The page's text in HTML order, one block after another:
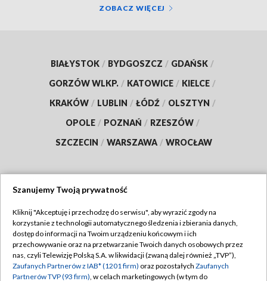
ZOBACZ WIĘCEJ
BIAŁYSTOK / BYDGOSZCZ / GDAŃSK /
GORZÓW WLKP. / KATOWICE / KIELCE /
KRAKÓW / LUBLIN / ŁÓDŹ / OLSZTYN /
OPOLE / POZNAŃ / RZESZÓW /
SZCZECIN / WARSZAWA / WROCŁAW
TVP
Abonament TVP
Emisja w TVP
Regulamin TVP
Polityka prywatności
Szanujemy Twoją prywatność
Kliknij "Akceptuję i przechodzę do serwisu", aby wyrazić zgody na
korzystanie z technologii automatycznego śledzenia i zbierania danych,
dostęp do informacji na Twoim urządzeniu końcowym i ich
przechowywanie oraz na przetwarzanie Twoich danych osobowych przez
nas, czyli Telewizję Polską S.A. w likwidacji (zwaną dalej również „TVP”),
Zaufanych Partnerów z IAB* (1201 firm) oraz pozostałych Zaufanych
Partnerów TVP (93 firm), w celach marketingowych (w tym do